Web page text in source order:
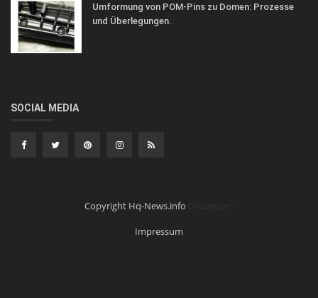
Umformung von POM-Pins zu Domen: Prozesse
und Überlegungen.
SOCIAL MEDIA
Copyright Hq-News.info
Impressum